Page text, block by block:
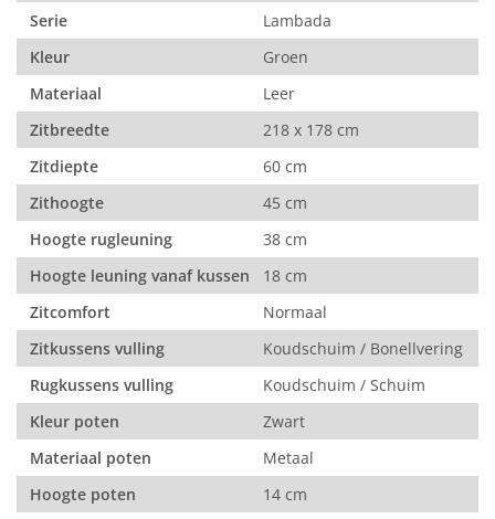
Serie
Lambada
Kleur
Groen
Materiaal
Leer
Zitbreedte
218 x 178 cm
Zitdiepte
60 cm
Zithoogte
45 cm
Hoogte rugleuning
38 cm
Hoogte leuning vanaf kussen
18 cm
Zitcomfort
Normaal
Zitkussens vulling
Koudschuim / Bonellvering
Rugkussens vulling
Koudschuim / Schuim
Kleur poten
Zwart
Materiaal poten
Metaal
Hoogte poten
14 cm